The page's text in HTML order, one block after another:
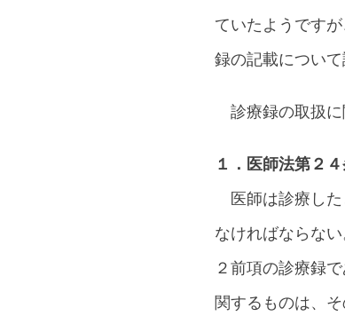
ていたようです
録の記載について
診療録の取扱に
１．医師法第２
医師は診療した
なければならない
２前項の診療録
関するものは、